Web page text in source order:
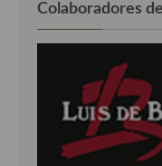
Colaboradores